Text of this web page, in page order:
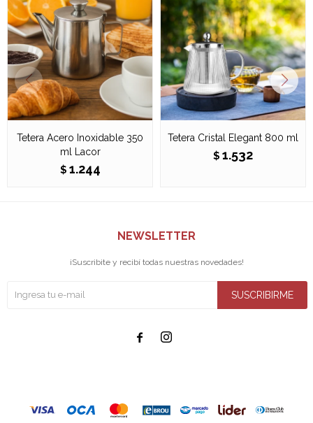
Tetera Acero Inoxidable 350
ml Lacor
$ 1.244
Tetera Cristal Elegant 800 ml
$ 1.532
NEWSLETTER
¡Suscribite y recibí todas nuestras novedades!
SUSCRIBIRME
 